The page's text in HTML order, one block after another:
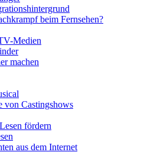
beim Fernsehen?
Medien
machen
von Castingshows
fördern
aus dem Internet